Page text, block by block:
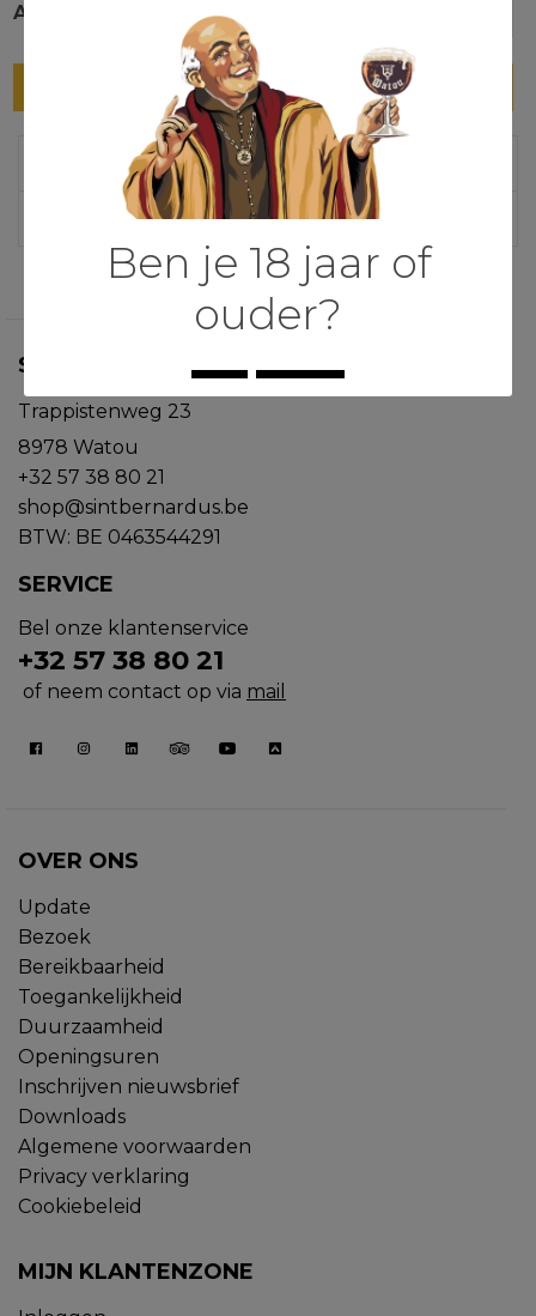
Aantal
In winkelmandje
Extra info over
Reviews
ST.BERNARDUS
Trappistenweg 23
8978 Watou
+32 57 38 80 21
shop@sintbernardus.be
BTW: BE 0463544291
SERVICE
Bel onze klantenservice
+32 57 38 80 21
of neem contact op via mail
OVER ONS
Update
Bezoek
Bereikbaarheid
Toegankelijkheid
Duurzaamheid
Openingsuren
Inschrijven nieuwsbrief
Downloads
Algemene voorwaarden
Privacy verklaring
Cookiebeleid
MIJN KLANTENZONE
Ben je 18 jaar of
ouder?
Ja Neen